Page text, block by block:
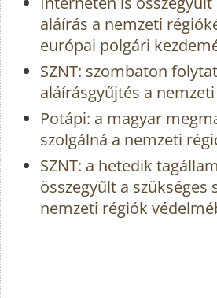
aláírás a nemzeti
európai polgári
SZNT: szombaton
aláírásgyűjtés a
Potápi: a magyar
szolgálná a nemzeti
SZNT: a hetedik
összegyűlt a szükséges
nemzeti régiók